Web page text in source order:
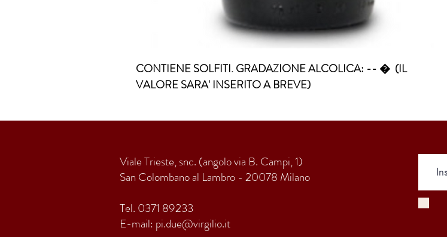
CONTIENE SOLFITI. GRADAZIONE ALCOLICA: -- �  (IL
VALORE SARA' INSERITO A BREVE)
Viale Trieste, snc. (angolo via B. Campi, 1)
San Colombano al Lambro - 20078 Milano
Tel. 0371 89233
E-mail: pi.due@virgilio.it